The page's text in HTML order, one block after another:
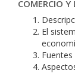
COMERCIO
El